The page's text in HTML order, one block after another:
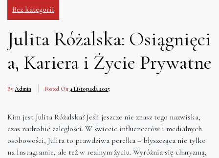
Bez kategorii
Julita Różalska: Osiągnięci
a, Kariera i Życie Prywatne
By Admin Posted On 4 Listopada 2025
Kim jest Julita Różalska? Jeśli jeszcze nie znasz tego nazwiska,
czas nadrobić zaległości. W świecie influencerów i medialnych
osobowości, Julita to prawdziwa perełka – błyszcząca nie tylko
na Instagramie, ale też w realnym życiu. Wyróżnia się charyzmą,